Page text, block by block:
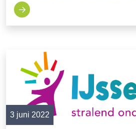
3 juni 2022